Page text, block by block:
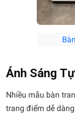
Ánh Sáng
Nhiều mẫu bàn
trang điểm dễ